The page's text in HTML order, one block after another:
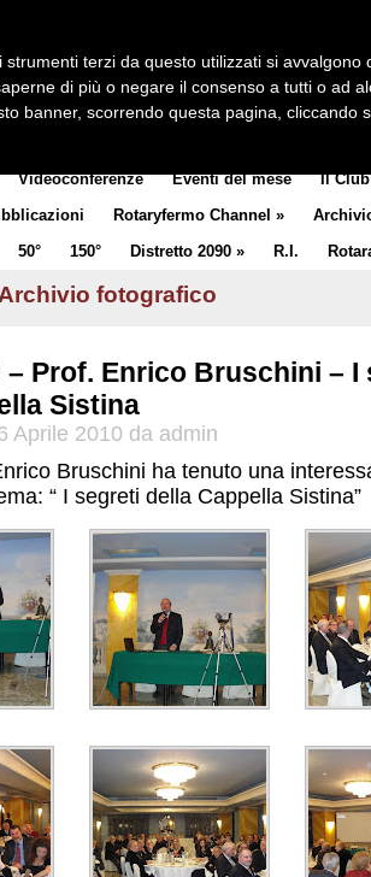
Videoconferenze Eventi del mese Il Club
Rotaryfermo Channel »
50° 150° Distretto 2090 » R.I.
Archivio fotografico
– Prof. Enrico Bruschini – I
Sistina
Aprile 2010 da admin
Bruschini ha tenuto una
“ I segreti della Cappella Sistina”
strumenti terzi da questo utilizzati si
di più o negare il consenso a tutti o ad
banner, scorrendo questa pagina, cliccando